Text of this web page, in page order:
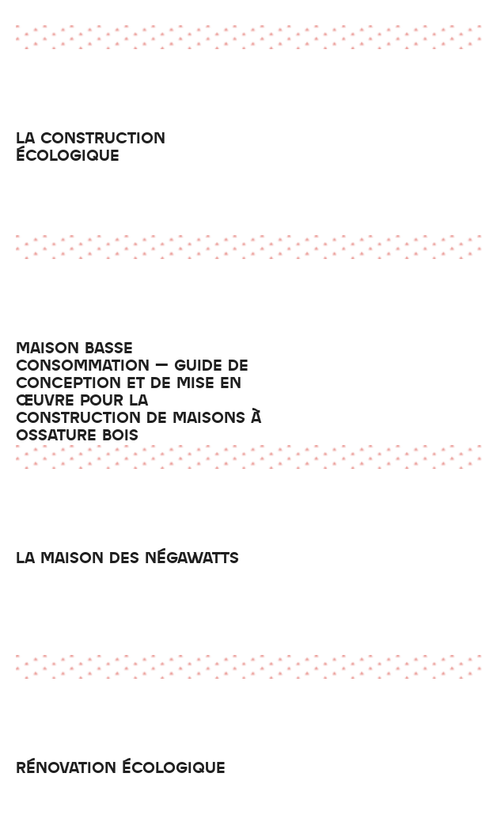
LA CONSTRUCTION
ÉCOLOGIQUE
MAISON BASSE
CONSOMMATION – GUIDE DE
CONCEPTION ET DE MISE EN
ŒUVRE POUR LA
CONSTRUCTION DE MAISONS À
OSSATURE BOIS
LA MAISON DES NÉGAWATTS
RÉNOVATION ÉCOLOGIQUE